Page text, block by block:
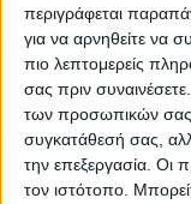
περιγράφεται
για να αρνηθείτε να
πιο λεπτομερείς
σας πριν συναινέσετε.
των προσωπικών σας
συγκατάθεσή σας,
την επεξεργασία. Οι
τον ιστότοπο.